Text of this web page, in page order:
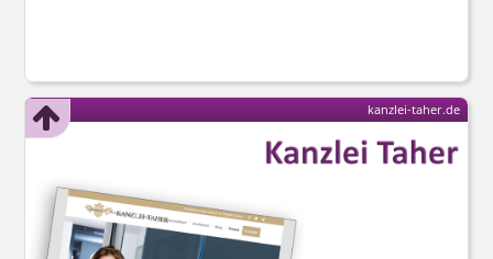
kanzlei-taher.de